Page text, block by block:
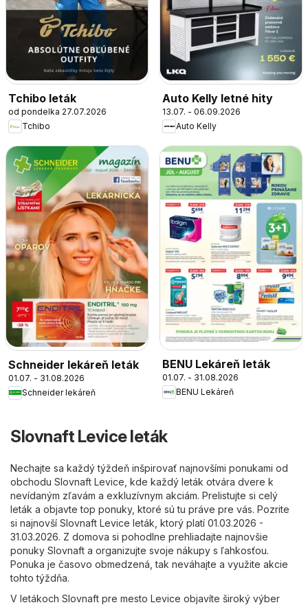
Tchibo leták
od pondelka 27.07.2026
Tchibo
Auto Kelly letné hity
13.07. - 06.09.2026
Auto Kelly
Schneider lekáreň leták
01.07. - 31.08.2026
Schneider lekáreň
BENU Lekáreň leták
01.07. - 31.08.2026
BENU Lekáreň
Slovnaft Levice leták
Nechajte sa každý týždeň inšpirovať najnovšími ponukami od
obchodu Slovnaft Levice, kde každý leták otvára dvere k
nevídaným zľavám a exkluzívnym akciám. Prelistujte si celý
leták a objavte top ponuky, ktoré sú tu práve pre vás. Pozrite
si najnovší Slovnaft Levice leták, ktorý platí 01.03.2026 -
31.03.2026. Z domova si pohodlne prehliadajte najnovšie
ponuky Slovnaft a organizujte svoje nákupy s ľahkosťou.
Ponuka je časovo obmedzená, tak neváhajte a využite akcie
tohto týždňa.
V letákoch Slovnaft pre mesto Levice objavíte široký výber